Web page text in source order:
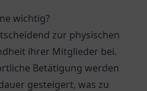
wichtig?
zur physischen
ihrer Mitglieder bei.
Betätigung werden
gesteigert, was zu